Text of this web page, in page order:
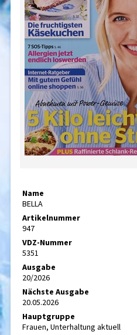
Name
BELLA
Artikelnummer
947
VDZ-Nummer
5351
Ausgabe
20/2026
Nächste Ausgabe
20.05.2026
Hauptgruppe
Frauen, Unterhaltung aktuell